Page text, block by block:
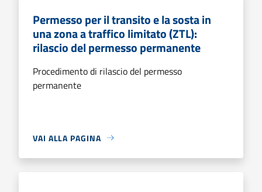
Permesso per il transito e la sosta in
una zona a traffico limitato (ZTL):
rilascio del permesso permanente
Procedimento di rilascio del permesso
permanente
VAI ALLA PAGINA